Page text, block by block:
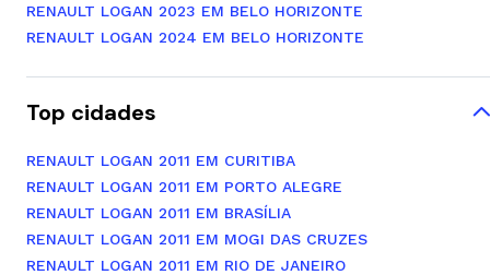
RENAULT LOGAN 2023 EM BELO HORIZONTE
RENAULT LOGAN 2024 EM BELO HORIZONTE
Top cidades
RENAULT LOGAN 2011 EM CURITIBA
RENAULT LOGAN 2011 EM PORTO ALEGRE
RENAULT LOGAN 2011 EM BRASÍLIA
RENAULT LOGAN 2011 EM MOGI DAS CRUZES
RENAULT LOGAN 2011 EM RIO DE JANEIRO